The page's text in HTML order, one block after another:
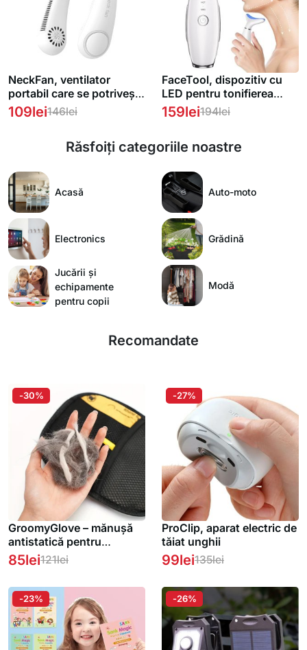
NeckFan, ventilator
portabil care se potrivește
în jurul gâtului
109lei146lei
FaceTool, dispozitiv cu
LED pentru tonifierea
feței și gâtului
159lei194lei
Răsfoiți categoriile noastre
Acasă Auto-moto
Electronics Grădină
Jucării și
echipamente
pentru copii
Modă
Recomandate
GroomyGlove – mănușă
antistatică pentru
îndepărtarea părului de
animale de companie
85lei121lei
-30%
ProClip, aparat electric de
tăiat unghii
99lei135lei
-27%
-23% -26%